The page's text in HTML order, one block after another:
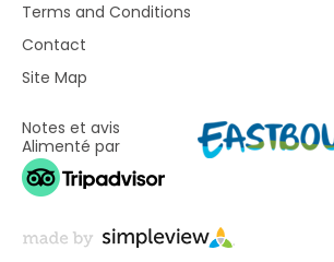
Terms and Conditions
Contact
Site Map
Notes et avis
Alimenté par